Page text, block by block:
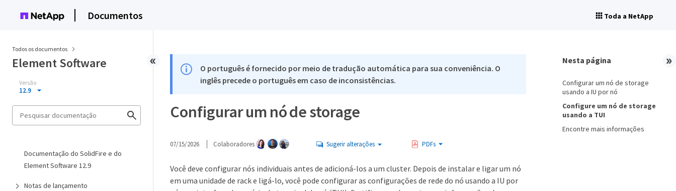
Documentos Toda a NetApp
Todos os documentos
Element Software
Versão
12.9
Documentação do SolidFire e do
Element Software 12.9
Notas de lançamento
O português é fornecido por meio de tradução automática para sua conveniência. O
inglês precede o português em caso de inconsistências.
Configurar um nó de storage
07/15/2026 Colaboradores Sugerir alterações PDFs
Você deve configurar nós individuais antes de adicioná-los a um cluster. Depois de instalar e ligar um nó
em uma unidade de rack e ligá-lo, você pode configurar as configurações de rede do nó usando a IU por
Nesta página
Configurar um nó de storage
usando a IU por nó
Configure um nó de storage
usando a TUI
Encontre mais informações